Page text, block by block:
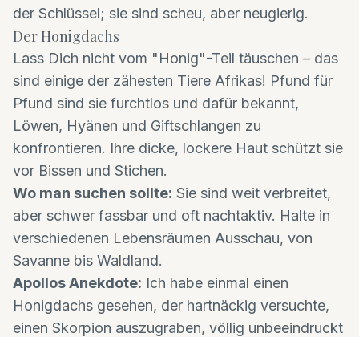
der Schlüssel; sie sind scheu, aber neugierig.
Der Honigdachs
Lass Dich nicht vom "Honig"-Teil täuschen – das
sind einige der zähesten Tiere Afrikas! Pfund für
Pfund sind sie furchtlos und dafür bekannt,
Löwen, Hyänen und Giftschlangen zu
konfrontieren. Ihre dicke, lockere Haut schützt sie
vor Bissen und Stichen.
Wo man suchen sollte: Sie sind weit verbreitet,
aber schwer fassbar und oft nachtaktiv. Halte in
verschiedenen Lebensräumen Ausschau, von
Savanne bis Waldland.
Apollos Anekdote: Ich habe einmal einen
Honigdachs gesehen, der hartnäckig versuchte,
einen Skorpion auszugraben, völlig unbeeindruckt